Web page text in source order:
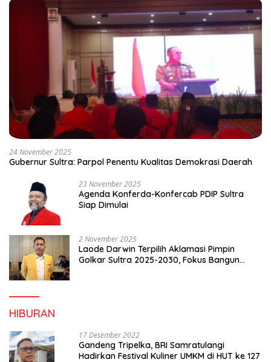
24 November 2025
Gubernur Sultra: Parpol Penentu Kualitas Demokrasi Daerah
23 November 2025
Agenda Konferda-Konfercab PDIP Sultra
Siap Dimulai
2 November 2025
Laode Darwin Terpilih Aklamasi Pimpin
Golkar Sultra 2025-2030, Fokus Bangun
HIBURAN
17 Desember 2022
Gandeng Tripelka, BRI Samratulangi
Hadirkan Festival Kuliner UMKM di HUT ke 127